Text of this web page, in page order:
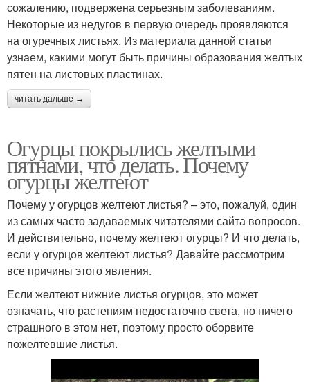
сожалению, подвержена серьезным заболеваниям.
Некоторые из недугов в первую очередь проявляются
на огуречных листьях. Из материала данной статьи
узнаем, какими могут быть причины образования желтых
пятен на листовых пластинах.
читать дальше →
Огурцы покрылись желтыми
пятнами, что делать. Почему
огурцы желтеют
Почему у огурцов желтеют листья? – это, пожалуй, один
из самых часто задаваемых читателями сайта вопросов.
И действительно, почему желтеют огурцы? И что делать,
если у огурцов желтеют листья? Давайте рассмотрим
все причины этого явления.
Если желтеют нижние листья огурцов, это может
означать, что растениям недостаточно света, но ничего
страшного в этом нет, поэтому просто оборвите
пожелтевшие листья.